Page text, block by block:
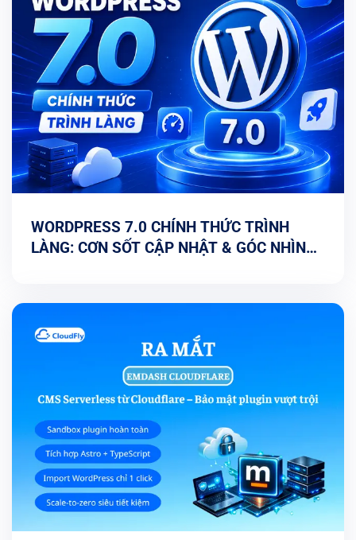
WORDPRESS 7.0 CHÍNH THỨC TRÌNH
LÀNG: CƠN SỐT CẬP NHẬT & GÓC NHÌN